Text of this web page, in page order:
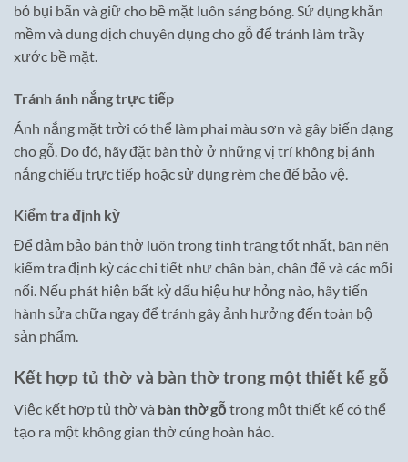
bỏ bụi bẩn và giữ cho bề mặt luôn sáng bóng. Sử dụng khăn
mềm và dung dịch chuyên dụng cho gỗ để tránh làm trầy
xước bề mặt.
Tránh ánh nắng trực tiếp
Ánh nắng mặt trời có thể làm phai màu sơn và gây biến dạng
cho gỗ. Do đó, hãy đặt bàn thờ ở những vị trí không bị ánh
nắng chiếu trực tiếp hoặc sử dụng rèm che để bảo vệ.
Kiểm tra định kỳ
Để đảm bảo bàn thờ luôn trong tình trạng tốt nhất, bạn nên
kiểm tra định kỳ các chi tiết như chân bàn, chân đế và các mối
nối. Nếu phát hiện bất kỳ dấu hiệu hư hỏng nào, hãy tiến
hành sửa chữa ngay để tránh gây ảnh hưởng đến toàn bộ
sản phẩm.
Kết hợp tủ thờ và bàn thờ trong một thiết kế gỗ
Việc kết hợp tủ thờ và bàn thờ gỗ trong một thiết kế có thể
tạo ra một không gian thờ cúng hoàn hảo.